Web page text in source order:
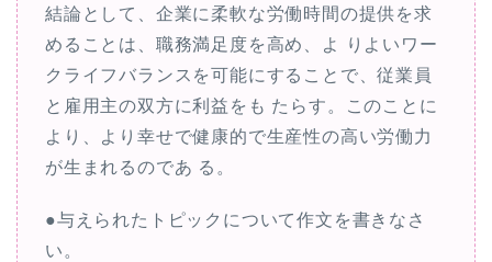
結論として、企業に柔軟な労働時間の提供を求
めることは、職務満足度を高め、よ りよいワー
クライフバランスを可能にすることで、従業員
と雇用主の双方に利益をも たらす。このことに
より、より幸せで健康的で生産性の高い労働力
が生まれるのであ る。
●与えられたトピックについて作文を書きなさ
い。